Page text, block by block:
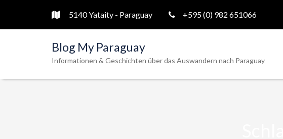
5140 Yataity - Paraguay +595 (0) 982 651066
Blog My Paraguay
Informationen & Geschichten über das Auswandern nach Paraguay